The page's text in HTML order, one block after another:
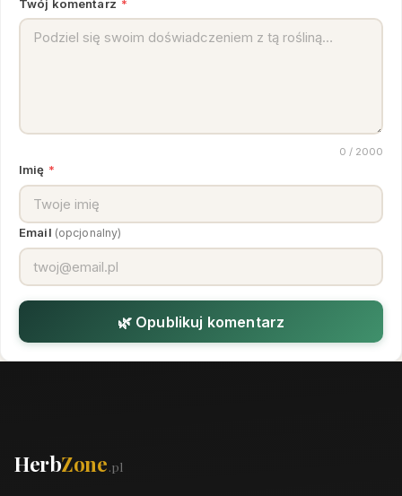
Twój komentarz *
0 / 2000
Imię *
Email (opcjonalny)
🌿 Opublikuj komentarz
HerbZone.pl